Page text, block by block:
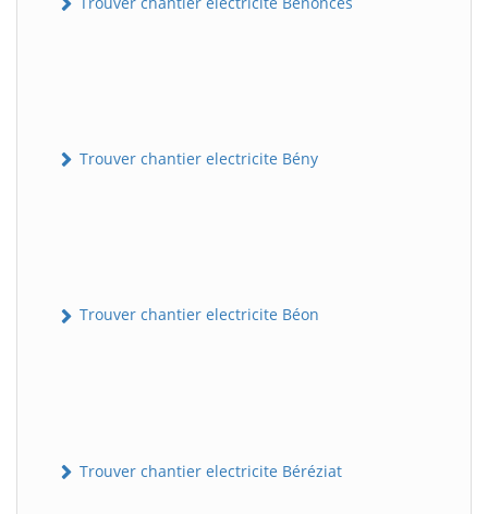
Trouver chantier electricite Bény
Trouver chantier electricite Béon
Trouver chantier electricite Béréziat